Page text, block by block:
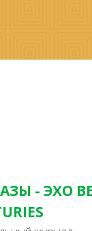
- ЭХО